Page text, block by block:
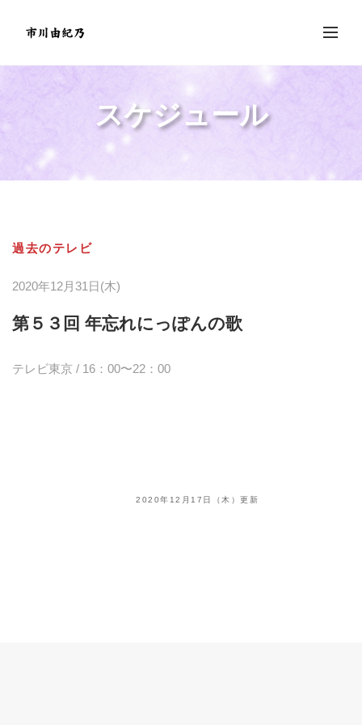
スケジュール
過去のテレビ
2020年12月31日(木)
第５３回 年忘れにっぽんの歌
テレビ東京 / 16：00〜22：00
2020年12月17日（木）更新